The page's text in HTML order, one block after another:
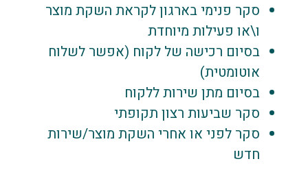
סקר פנימי בארגון לקראת השקת מוצר
ו\או פעילות מיוחדת
בסיום רכישה של לקוח (אפשר לשלוח
אוטומטית)
בסיום מתן שירות ללקוח
סקר שביעות רצון תקופתי
סקר לפני או אחרי השקת מוצר/שירות
חדש